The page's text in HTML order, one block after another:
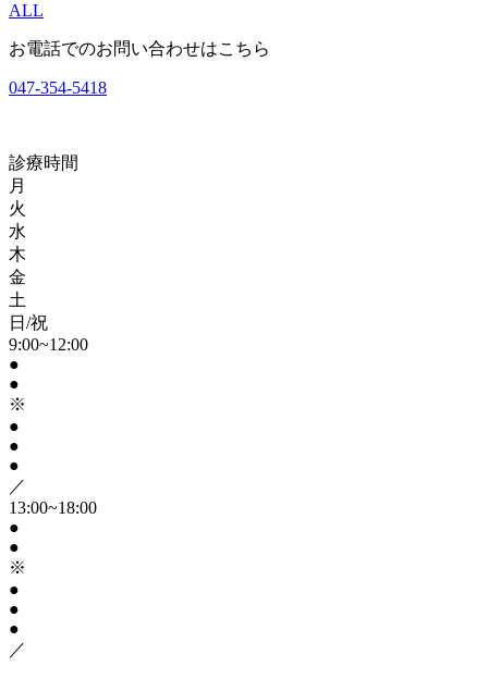
ALL
お電話でのお問い合わせはこちら
047-354-5418
診療時間
月
火
水
木
金
土
日/祝
9:00~12:00
●
●
※
●
●
●
／
13:00~18:00
●
●
※
●
●
●
／